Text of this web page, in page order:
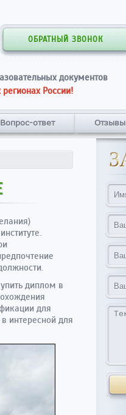
ОБРАТНЫЙ ЗВОНОК
документов
России!
Вопрос-ответ Отзывы
диплом в
для
интересной для